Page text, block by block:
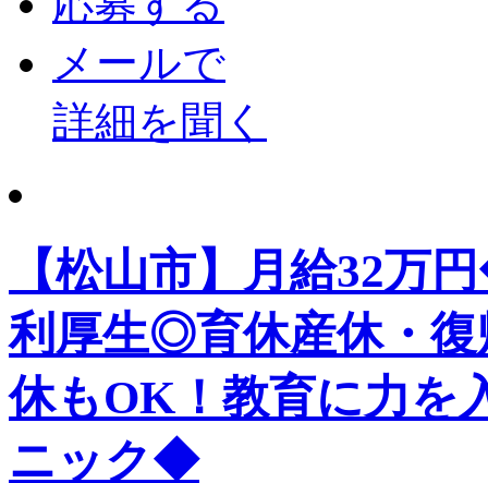
メールで
詳細を聞く
【松山市】月給32万
利厚生◎育休産休・
休もOK！教育に力を
ニック◆